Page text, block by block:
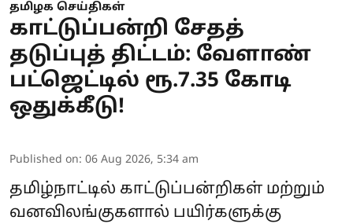
தமிழக செய்திகள்
காட்டுப்பன்றி சேதத்
தடுப்புத் திட்டம்: வேளாண்
பட்ஜெட்டில் ரூ.7.35 கோடி
ஒதுக்கீடு!
Published on: 06 Aug 2026, 5:34 am
தமிழ்நாட்டில் காட்டுப்பன்றிகள் மற்றும்
வனவிலங்குகளால் பயிர்களுக்கு